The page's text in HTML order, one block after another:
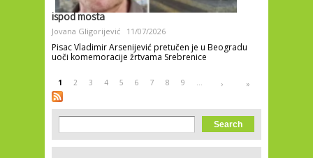
ispod mosta
Jovana Gligorijević 11/07/2026
Pisac Vladimir Arsenijević pretučen je u Beogradu
uoči komemoracije žrtvama Srebrenice
Pages
1 2 3 4 5 6 7 8 9 … › »
Search form
Search